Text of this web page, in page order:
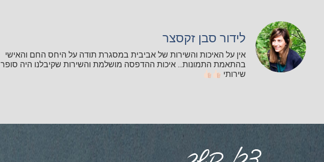
לידור סבן זקסצר
אין על האיכות והשירות של אביבית במסגרת תודה על היחס החם והאישי
בהתאמת התמונות... איכות ההדפסה מושלמת והשירות שקיבלנו היה סופר
שירותי